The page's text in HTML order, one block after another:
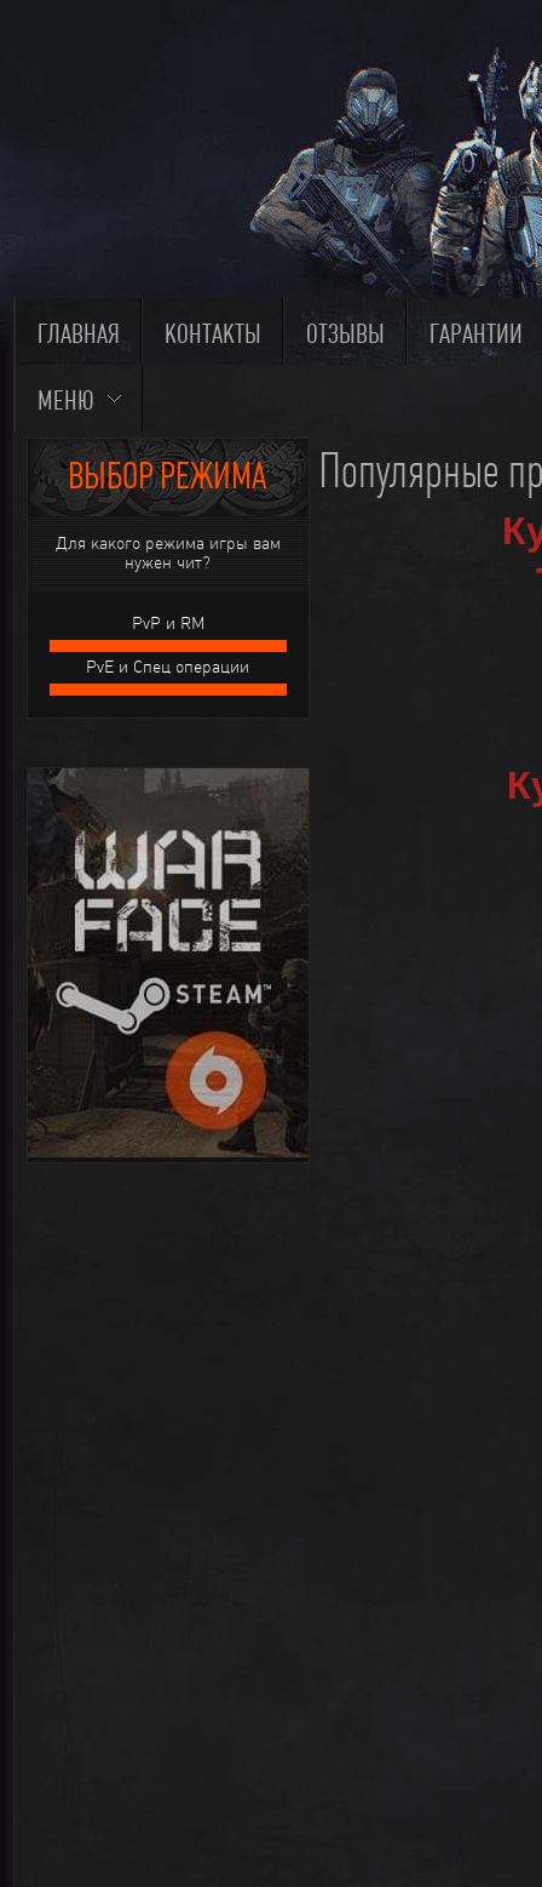
ГЛАВНАЯ КОНТАКТЫ ОТЗЫВЫ ГАРАНТИИ
МЕНЮ
ВЫБОР РЕЖИМА
Для какого режима игры вам
нужен чит?
PvP и RM
PvE и Спец операции
Популярные